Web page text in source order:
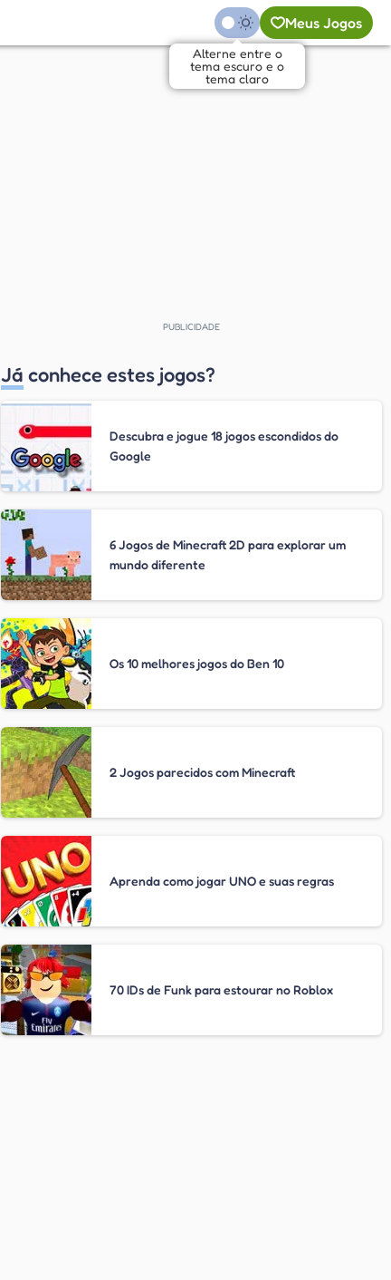
Meus Jogos
Já conhece estes jogos?
Descubra e jogue 18 jogos escondidos do
Google
6 Jogos de Minecraft 2D para explorar um
mundo diferente
Os 10 melhores jogos do Ben 10
2 Jogos parecidos com Minecraft
Aprenda como jogar UNO e suas regras
70 IDs de Funk para estourar no Roblox